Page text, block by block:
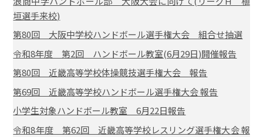
垣選手来校)
第80回 大阪中学校ハンドボール選手権大会 組合せ抽選
令和8年度 第2回 ハンドボール教室(6月29日)開催報告
第80回 近畿高等学校体操競技選手権大会 報告
第69回 近畿高等学校ハンドボール選手権大会 報告
小学生対象ハンドボール教室 6月22日報告
令和8年度 第62回 近畿高等学校レスリング選手権大会 報